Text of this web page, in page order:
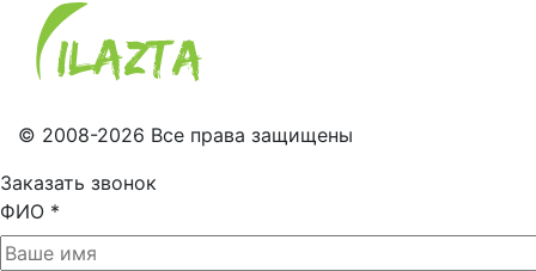
© 2008-2026 Все права защищены
Заказать звонок
ФИО *